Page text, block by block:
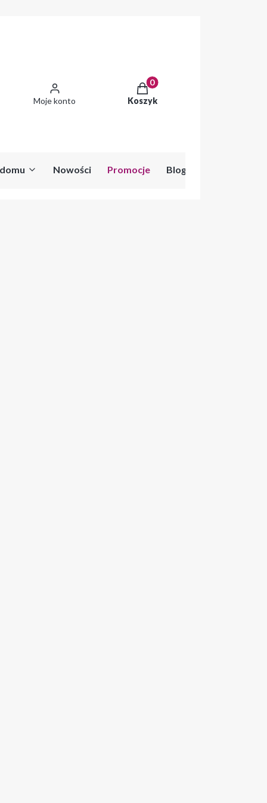
Moje konto
Produkty w koszyku: 0.
Koszyk
Nowości Promocje Blog